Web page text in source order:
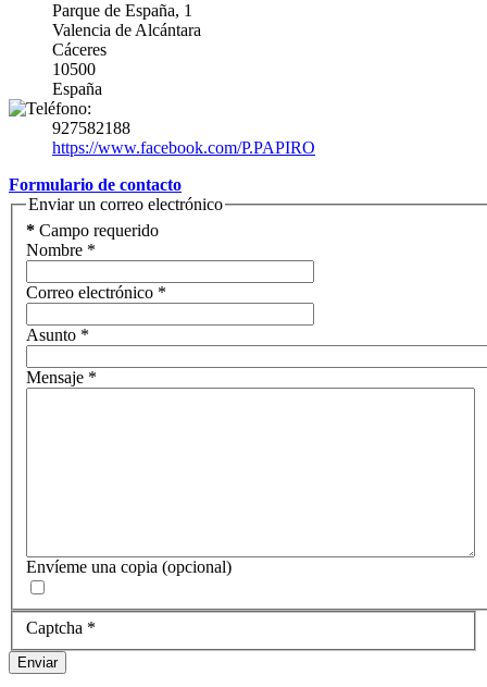
Parque de España, 1
Valencia de Alcántara
Cáceres
10500
España
927582188
https://www.facebook.com/P.PAPIRO
Formulario de contacto
Enviar un correo electrónico
* Campo requerido
Nombre *
Correo electrónico *
Asunto *
Mensaje *
Envíeme una copia (opcional)
Captcha *
Enviar